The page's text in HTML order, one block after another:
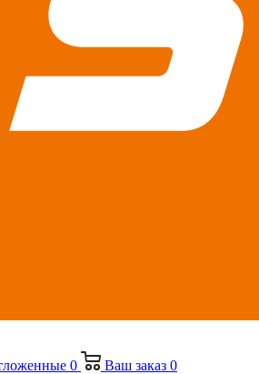
0 Ваш заказ 0